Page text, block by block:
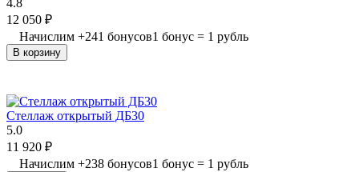
12 050 ₽
Начислим +241 бонусов1 бонус = 1 рубль
В корзину
Стеллаж открытый ДБ30
5.0
11 920 ₽
Начислим +238 бонусов1 бонус = 1 рубль